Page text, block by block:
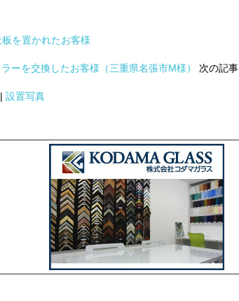
を置かれたお客様
ーを交換したお客様（三重県名張市M様） 次の記事
|設置写真